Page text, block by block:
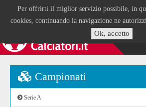
Per offrirti il miglior servizio possibile, in
cookies, continuando la navigazione ne
Ok, accetto
Campionati
Serie A